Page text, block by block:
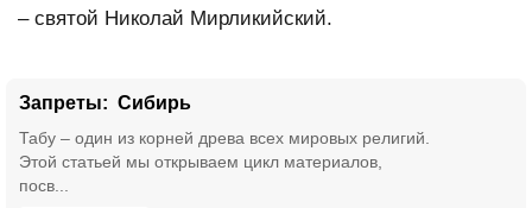
– святой Николай Мирликийский.
Запреты: Сибирь
Табу – один из корней древа всех мировых религий.
Этой статьей мы открываем цикл материалов,
посв...